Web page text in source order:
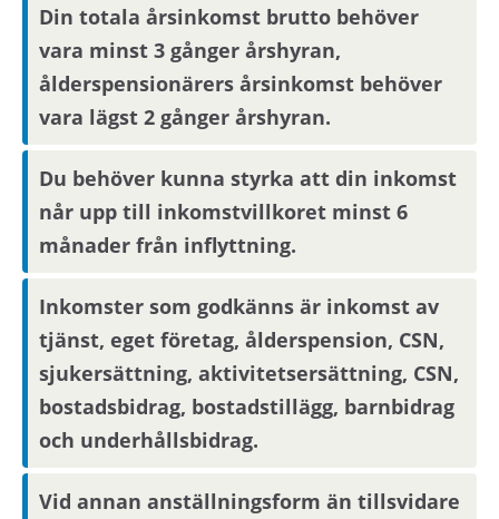
bostad kommer du att bli inbjuden till visning
eller få ny kompletterande information i form av
bilder/video eller rangordning.
Visningsinbjudan kommer att synas på Mina
sidor samt skickas på mejl om du har fyllt i en
aktuell mejladress. Om du har skyddade
personuppgifter får du endast visningsinbjudan
via Mina sidor.
Boendereferenser
Om du blir aktuell för bostaden behöver du
kontakta din nuvarande hyresvärd och
godkänna att denne lämnar ut
boendereferenser om dig till den nya
hyresvärden.
Din totala årsinkomst brutto behöver
vara minst 3 gånger årshyran,
ålderspensionärers årsinkomst behöver
vara lägst 2 gånger årshyran.
Du behöver kunna styrka att din inkomst
når upp till inkomstvillkoret minst 6
månader från inflyttning.
Inkomster som godkänns är inkomst av
tjänst, eget företag, ålderspension, CSN,
sjukersättning, aktivitetsersättning, CSN,
bostadsbidrag, bostadstillägg, barnbidrag
och underhållsbidrag.
Vid annan anställningsform än tillsvidare